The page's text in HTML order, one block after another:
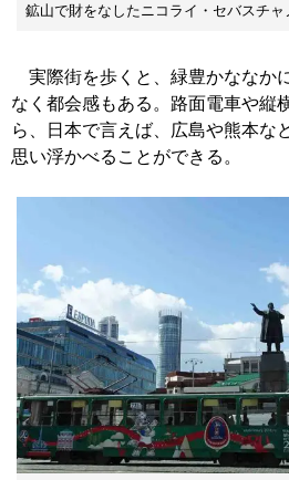
鉱山で財をなしたニコライ・セバスチャ
実際街を歩くと、緑豊かななか
なく都会感もある。路面電車や縦
ら、日本で言えば、広島や熊本な
思い浮かべることができる。